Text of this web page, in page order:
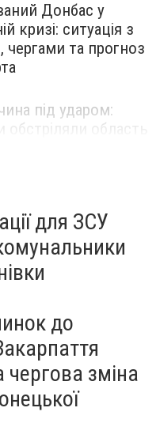
Донбас у
кризі: ситуація з
чергами та прогноз
під ударом:
обстріляли область
для ЗСУ
до
зміна